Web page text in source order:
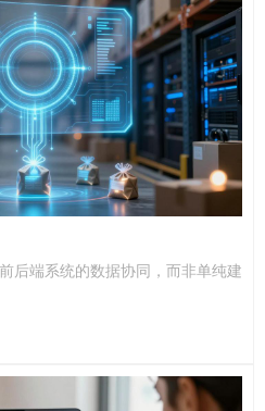
后端系统的数据协同，而非单纯建